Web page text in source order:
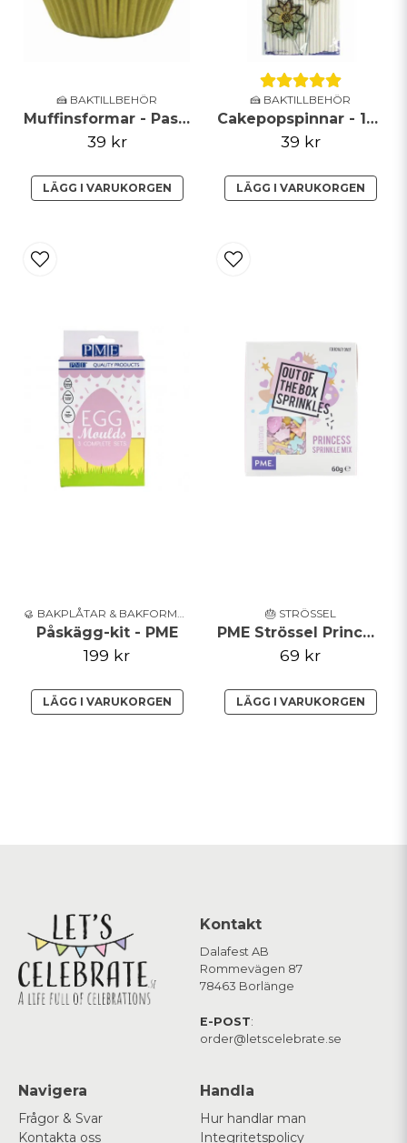
🍰 BAKTILLBEHÖR
Muffinsformar - Pastell
39 kr
LÄGG I VARUKORGEN
🍰 BAKTILLBEHÖR
Cakepopspinnar - 16 cm
39 kr
LÄGG I VARUKORGEN
Påskägg-kit - PME
199 kr
LÄGG I VARUKORGEN
🎂 STRÖSSEL
PME Strössel Princess
69 kr
LÄGG I VARUKORGEN
Kontakt
Dalafest AB
Rommevägen 87
78463 Borlänge
E-POST:
order@letscelebrate.se
Navigera
Frågor & Svar
Kontakta oss
Handla
Hur handlar man
Integritetspolicy